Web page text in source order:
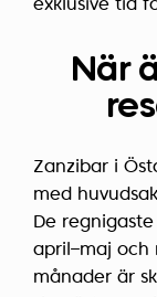
exklusive tid
När
Zanzibar i
med
De
april–maj och
månader är